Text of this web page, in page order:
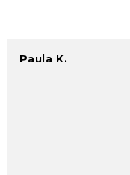
Paula K.